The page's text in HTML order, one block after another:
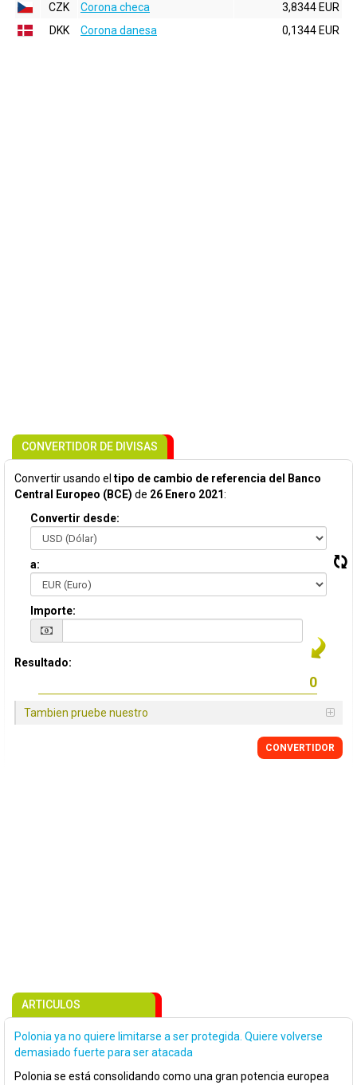
CZK
Corona checa
3,8344 EUR
DKK
Corona danesa 0,1344 EUR
CONVERTIDOR DE DIVISAS
Convertir usando el tipo de cambio de referencia del Banco
Central Europeo (BCE) de 26 Enero 2021:
Convertir desde:
a:
Importe:
Resultado:
Tambien pruebe nuestro
CONVERTIDOR
ARTICULOS
Polonia ya no quiere limitarse a ser protegida. Quiere volverse
demasiado fuerte para ser atacada
Polonia se está consolidando como una gran potencia europea